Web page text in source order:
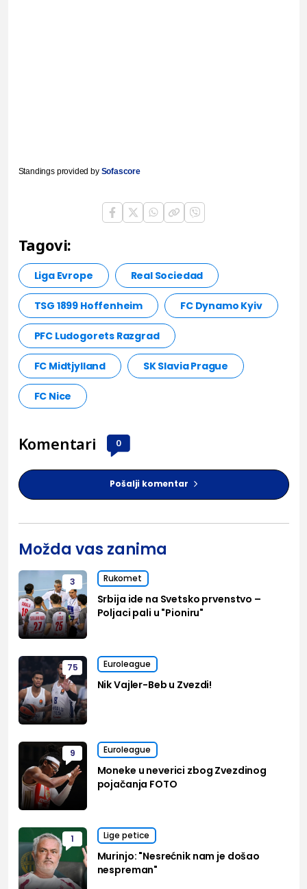
Standings provided by Sofascore
Tagovi:
Liga Evrope Real Sociedad
TSG 1899 Hoffenheim FC Dynamo Kyiv
PFC Ludogorets Razgrad
FC Midtjylland SK Slavia Prague
FC Nice
Komentari 0
Pošalji komentar
Možda vas zanima
3 Rukomet
Srbija ide na Svetsko prvenstvo –
Poljaci pali u "Pioniru"
75 Euroleague
Nik Vajler-Beb u Zvezdi!
9 Euroleague
Moneke u neverici zbog Zvezdinog
pojačanja FOTO
1 Lige petice
Murinjo: "Nesrećnik nam je došao
nespreman"